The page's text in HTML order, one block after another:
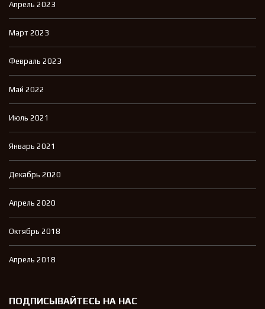
Апрель 2023
Март 2023
Февраль 2023
Май 2022
Июль 2021
Январь 2021
Декабрь 2020
Апрель 2020
Октябрь 2018
Апрель 2018
ПОДПИСЫВАЙТЕСЬ НА НАС